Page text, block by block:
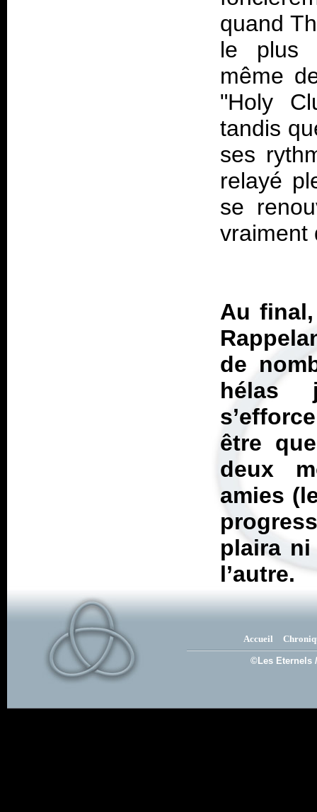
quand
le plus
même
"Holy
tandis
ses
relayé
se
vraiment
Au
de
hélas
être
deux
amies
plaira
l’autre.
Accueil
©Les Eternels